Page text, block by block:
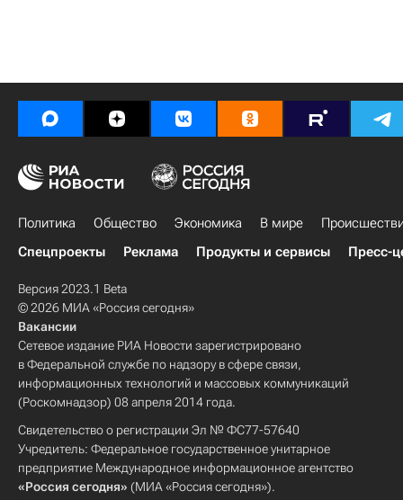
Политика Общество Экономика В мире
Спецпроекты
Реклама Продукты и сервисы Пресс-
Версия 2023.1 Beta
© 2026 МИА «Россия сегодня»
Вакансии
Сетевое издание РИА Новости зарегистрировано
в Федеральной службе по надзору в сфере связи,
информационных технологий и массовых коммуникаций
(Роскомнадзор) 08 апреля 2014 года.
Свидетельство о регистрации Эл № ФС77-57640
Учредитель: Федеральное государственное унитарное
предприятие Международное информационное агентство
«Россия сегодня» (МИА «Россия сегодня»).